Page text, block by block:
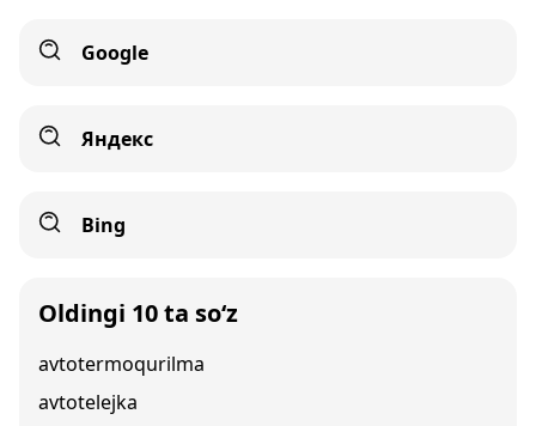
Google
Яндекс
Bing
Oldingi 10 ta so‘z
avtotermoqurilma
avtotelejka